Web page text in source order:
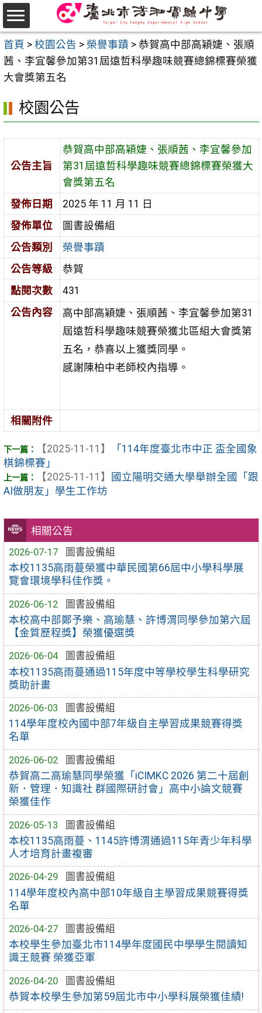
跳
至
主
要
內
首頁 > 校園公告 > 榮譽事蹟 > 恭賀高中部高穎婕、張順
茜、李宜馨參加第31屆遠哲科學趣味競賽總錦標賽榮獲
大會獎第五名
相關公告
2026-07-17
圖書設備組
本校1135高雨蔓榮獲中華民國第66屆中小學科學展
覽會環境學科佳作獎。
2026-06-12
圖書設備組
本校高中部鄭予樂、高瑜慧、許博渭同學參加第六屆
【金質歷程獎】榮獲優選獎
2026-06-04
圖書設備組
本校1135高雨蔓通過115年度中等學校學生科學研究
獎助計畫
2026-06-03
圖書設備組
114學年度校內國中部7年級自主學習成果競賽得獎
名單
2026-06-02
圖書設備組
恭賀高二高瑜慧同學榮獲「iCIMKC 2026 第二十屆創
新．管理．知識社 群國際研討會」高中小論文競賽
榮獲佳作
2026-05-13
圖書設備組
本校1135高雨蔓、1145許博渭通過115年青少年科學
人才培育計畫複審
2026-04-29
圖書設備組
114學年度校內高中部10年級自主學習成果競賽得獎
名單
2026-04-27
圖書設備組
本校學生參加臺北市114學年度國民中學學生閱讀知
識王競賽 榮獲亞軍
2026-04-20
圖書設備組
恭賀本校學生參加第59屆北市中小學科展榮獲佳績!
校園公告
公告主旨
恭賀高中部高穎婕、張順茜、李宜馨參加
第31屆遠哲科學趣味競賽總錦標賽榮獲大
會獎第五名
發佈日期
2025 年 11 月 11 日
發佈單位
圖書設備組
公告類別
榮譽事蹟
公告等級
恭賀
點閱次數
431
公告內容
高中部高穎婕、張順茜、李宜馨參加第31
屆遠哲科學趣味競賽榮獲北區組大會獎第
五名，恭喜以上獲獎同學。
感謝陳柏中老師校內指導。
相關附件
【2025-11-11】
「114年度臺北市中正 盃全國象
棋錦標賽」
【2025-11-11】
國立陽明交通大學舉辦全國「跟
AI做朋友」學生工作坊
選
單